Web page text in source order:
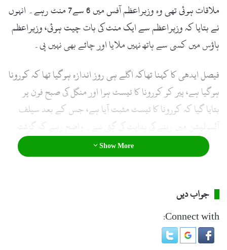
ملاقات ہوئی تھی وہ وزیراعظم آفس میں 6 سے7 منٹ رہے۔ انہوں
نے بتایا کہ وزیراعظم سے ایک منٹ کی بات چیت ہوئی، وزیراعظم
ہاؤس میں کسی سے ہاتھ نہیں ملایا اور چائے بھی نہیں پی۔
فیصل ایدھی کا کہنا تھاکہ اگلے ہی روز اندازہ ہوگیا تھا کہ کورونا
ہوگیا ہے، پیر کو کورونا کا ٹیسٹ ہوا اور منگل کی صبح فون پر
بتایا گیا کہ کورونا کا ٹیسٹ مثبت آیا ہے، جس کے بعد سیلف
آئسولیشن میں رہنے کی ہدایت کی گئی ہے۔ واضح رہے کہ گزشتہ
روز ایدھی فاؤنڈیشن کے سربراہ فیصل ایدھی کا کورونا ٹیسٹ
مثبت آیا تھا، انہوں نے چند روز قبل وزیراعظم کو ریلیف فنڈ کا
وزیراعظم کا بھی کورونا کا سیمپل لیا گیا ہے۔
Show More
جواب دیں
Connect with: